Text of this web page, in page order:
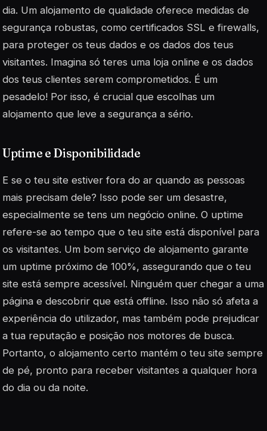
dia. Um alojamento de qualidade oferece medidas de
segurança robustas, como certificados SSL e firewalls,
para proteger os teus dados e os dados dos teus
visitantes. Imagina só teres uma loja online e os dados
dos teus clientes serem comprometidos. É um
pesadelo! Por isso, é crucial que escolhas um
alojamento que leve a segurança a sério.
Uptime e Disponibilidade
E se o teu site estiver fora do ar quando as pessoas
mais precisam dele? Isso pode ser um desastre,
especialmente se tens um negócio online. O uptime
refere-se ao tempo que o teu site está disponível para
os visitantes. Um bom serviço de alojamento garante
um uptime próximo de 100%, assegurando que o teu
site está sempre acessível. Ninguém quer chegar a uma
página e descobrir que está offline. Isso não só afeta a
experiência do utilizador, mas também pode prejudicar
a tua reputação e posição nos motores de busca.
Portanto, o alojamento certo mantém o teu site sempre
de pé, pronto para receber visitantes a qualquer hora
do dia ou da noite.